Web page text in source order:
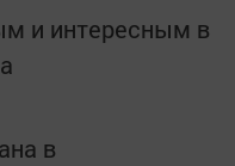
и интересным в
в